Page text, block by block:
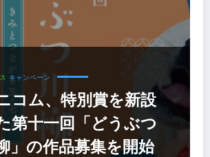
キャンペーン
コム、特別賞を新設
第十一回「どうぶつ
」の作品募集を開始